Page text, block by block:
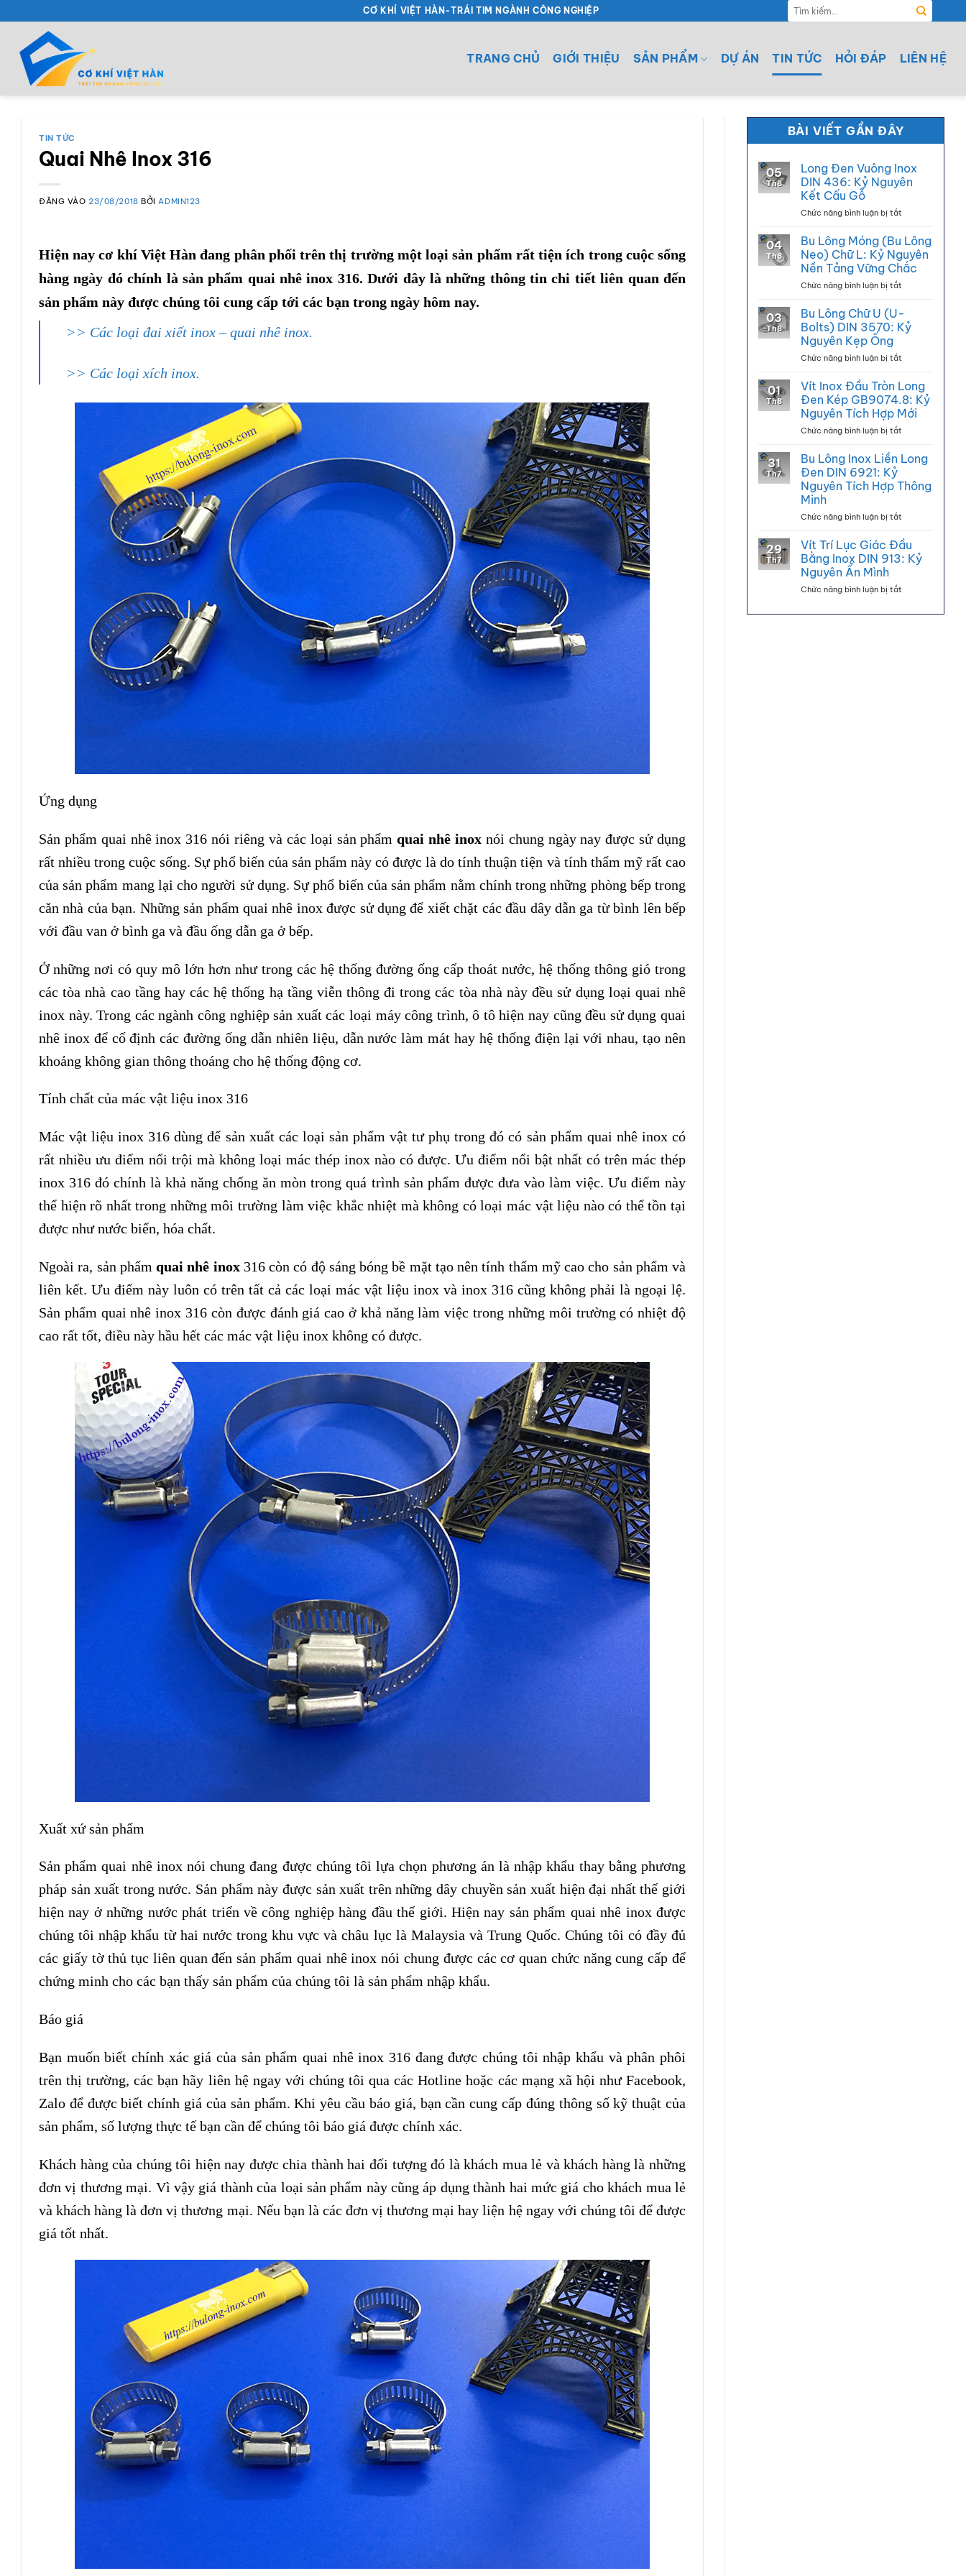
qua
dung
CƠ KHÍ VIỆT HÀN-TRÁI TIM NGÀNH CÔNG NGHIỆP
Tìm
kiếm:
TRANG CHỦ GIỚI THIỆU SẢN PHẨM DỰ ÁN TIN TỨC HỎI ĐÁP LIÊN HỆ
TIN TỨC
Quai Nhê Inox 316
ĐĂNG VÀO 23/08/2018 BỞI ADMIN123
Hiện nay cơ khí Việt Hàn đang phân phối trên thị trường một loại sản phẩm rất tiện ích trong cuộc sống
hàng ngày đó chính là sản phẩm quai nhê inox 316. Dưới đây là những thông tin chi tiết liên quan đến
sản phẩm này được chúng tôi cung cấp tới các bạn trong ngày hôm nay.
>> Các loại đai xiết inox – quai nhê inox.
>> Các loại xích inox.
Ứng dụng
Sản phẩm quai nhê inox 316 nói riêng và các loại sản phẩmquai nhê inoxnói chung ngày nay được sử dụng
rất nhiều trong cuộc sống. Sự phổ biến của sản phẩm này có được là do tính thuận tiện và tính thẩm mỹ rất cao
của sản phẩm mang lại cho người sử dụng. Sự phổ biến của sản phẩm nằm chính trong những phòng bếp trong
căn nhà của bạn. Những sản phẩm quai nhê inox được sử dụng để xiết chặt các đầu dây dẫn ga từ bình lên bếp
với đầu van ở bình ga và đầu ống dẫn ga ở bếp.
Ở những nơi có quy mô lớn hơn như trong các hệ thống đường ống cấp thoát nước, hệ thống thông gió trong
các tòa nhà cao tầng hay các hệ thống hạ tầng viễn thông đi trong các tòa nhà này đều sử dụng loại quai nhê
inox này. Trong các ngành công nghiệp sản xuất các loại máy công trình, ô tô hiện nay cũng đều sử dụng quai
nhê inox để cố định các đường ống dẫn nhiên liệu, dẫn nước làm mát hay hệ thống điện lại với nhau, tạo nên
khoảng không gian thông thoáng cho hệ thống động cơ.
Tính chất của mác vật liệu inox 316
Mác vật liệu inox 316 dùng để sản xuất các loại sản phẩm vật tư phụ trong đó có sản phẩm quai nhê inox có
rất nhiều ưu điểm nổi trội mà không loại mác thép inox nào có được. Ưu điểm nổi bật nhất có trên mác thép
inox 316 đó chính là khả năng chống ăn mòn trong quá trình sản phẩm được đưa vào làm việc. Ưu điểm này
thể hiện rõ nhất trong những môi trường làm việc khắc nhiệt mà không có loại mác vật liệu nào có thể tồn tại
được như nước biển, hóa chất.
Ngoài ra, sản phẩm quai nhê inox316 còn có độ sáng bóng bề mặt tạo nên tính thẩm mỹ cao cho sản phẩm và
liên kết. Ưu điểm này luôn có trên tất cả các loại mác vật liệu inox và inox 316 cũng không phải là ngoại lệ.
Sản phẩm quai nhê inox 316 còn được đánh giá cao ở khả năng làm việc trong những môi trường có nhiệt độ
cao rất tốt, điều này hầu hết các mác vật liệu inox không có được.
Xuất xứ sản phẩm
Sản phẩm quai nhê inox nói chung đang được chúng tôi lựa chọn phương án là nhập khẩu thay bằng phương
pháp sản xuất trong nước. Sản phẩm này được sản xuất trên những dây chuyền sản xuất hiện đại nhất thế giới
hiện nay ở những nước phát triển về công nghiệp hàng đầu thế giới. Hiện nay sản phẩm quai nhê inox được
chúng tôi nhập khẩu từ hai nước trong khu vực và châu lục là Malaysia và Trung Quốc. Chúng tôi có đầy đủ
các giấy tờ thủ tục liên quan đến sản phẩm quai nhê inox nói chung được các cơ quan chức năng cung cấp để
chứng minh cho các bạn thấy sản phẩm của chúng tôi là sản phẩm nhập khẩu.
Báo giá
Bạn muốn biết chính xác giá của sản phẩm quai nhê inox 316 đang được chúng tôi nhập khẩu và phân phôi
trên thị trường, các bạn hãy liên hệ ngay với chúng tôi qua các Hotline hoặc các mạng xã hội như Facebook,
Zalo để được biết chính giá của sản phẩm. Khi yêu cầu báo giá, bạn cần cung cấp đúng thông số kỹ thuật của
sản phẩm, số lượng thực tế bạn cần để chúng tôi báo giá được chính xác.
Khách hàng của chúng tôi hiện nay được chia thành hai đối tượng đó là khách mua lẻ và khách hàng là những
đơn vị thương mại. Vì vậy giá thành của loại sản phẩm này cũng áp dụng thành hai mức giá cho khách mua lẻ
và khách hàng là đơn vị thương mại. Nếu bạn là các đơn vị thương mại hay liện hệ ngay với chúng tôi để được
giá tốt nhất.
BÀI VIẾT GẦN ĐÂY
05
Th8
Long Đen Vuông Inox
DIN 436: Kỷ Nguyên
Kết Cấu Gỗ
Chức năng bình luận bị tắt
Đen
Vuông
Inox
DIN
Kết
Cấu
04
Th8
Bu Lông Móng (Bu Lông
Neo) Chữ L: Kỷ Nguyên
Nền Tảng Vững Chắc
Chức năng bình luận bị tắt
Móng
(Bu
L:
Kỷ
Nguyên
Nền
Chắc
03
Th8
Bu Lông Chữ U (U-
Bolts) DIN 3570: Kỷ
Nguyên Kẹp Ống
Chức năng bình luận bị tắt
Lông
Chữ
U
(U-
3570:
Nguyên
Kẹp
01
Th8
Vít Inox Đầu Tròn Long
Đen Kép GB9074.8: Kỷ
Nguyên Tích Hợp Mới
Chức năng bình luận bị tắt
Inox
Tròn
Long
Kỷ
Nguyên
Tích
31
Th7
Bu Lông Inox Liền Long
Đen DIN 6921: Kỷ
Nguyên Tích Hợp Thông
Minh
Chức năng bình luận bị tắt
Lông
Inox
Liền
6921:
29
Th7
Vít Trí Lục Giác Đầu
Bằng Inox DIN 913: Kỷ
Nguyên Ẩn Mình
Chức năng bình luận bị tắt
Trí